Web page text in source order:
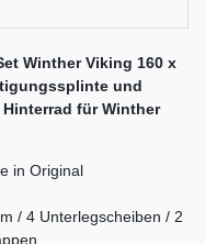
Winther Viking 160 x
und
für Winther
in Original
/ 4 Unterlegscheiben / 2